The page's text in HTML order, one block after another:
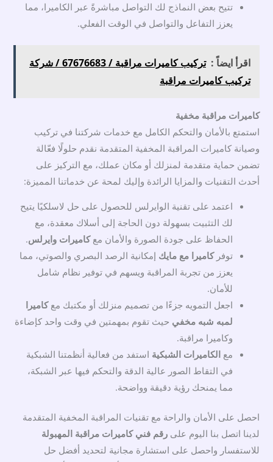
تتيح بعض النماذج لك التواصل مباشرةً عبر الكاميرا، مما
يعزز التفاعل والتواصل في الوقت الفعلي.
اقرأ ايضاً :
تركيب كاميرات مراقبة / 67676683 / شركة
تركيب كاميرات مراقبة
كاميرات مراقبة مخفية
استمتع بالأمان والتحكم الكامل مع خدمات شركتنا في تركيب
وصيانة كاميرات المراقبة المخفية المتقدمة نقدم حلولًا فعّالة
تضمن حماية متقدمة لمنزلك أو مكان عملك، مع التركيز على
أحدث التقنيات والمزايا الرائدة وإليك لمحة عن خدماتنا المميزة:
اعتمد على تقنية الوايرلس للحصول على حل لاسلكيًا يتيح
لك التثبيت بسهولة دون الحاجة إلى أسلاك معقدة، مع
الحفاظ على جودة الصورة والأمان معكاميرات وايرلس.
توفركاميرا مع مايك إمكانية الرصد البصري والصوتي، مما
يعزز من تجربة المراقبة ويسهم في توفير نظام شامل
للأمان.
اجعل التمويه جزءًا من تصميم منزلك أو مكتبك معكاميرا
لمبه شبه مخفي حيث تقوم بمهمتين في وقت واحد كإضاءة
وكاميرا مراقبة.
معالكاميرات الشبكية استفد من فعالية أنظمتنا الشبكية
في التقاط الصور عالية الدقة والتحكم فيها عبر الشبكة،
مما يمنحك رؤية دقيقة وواضحة.
احصل على الأمان والراحة مع تقنيات المراقبة المخفية المتقدمة
لدينا اتصل بنا اليوم علىرقم فني كاميرات مراقبة المهبولة
للاستفسار واحصل على استشارة مجانية لتحديد أفضل حل